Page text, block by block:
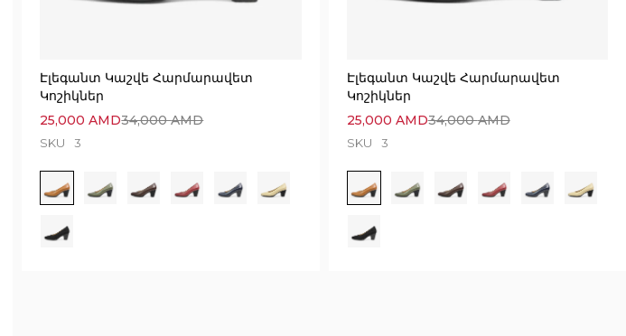
Էլեգանտ Կաշվե Հարմարավետ
Կոշիկներ
34,000AMD
25,000AMD
SKU 3
Էլեգանտ Կաշվե Հարմարավետ
Կոշիկներ
34,000AMD
25,000 AMD
SKU 3